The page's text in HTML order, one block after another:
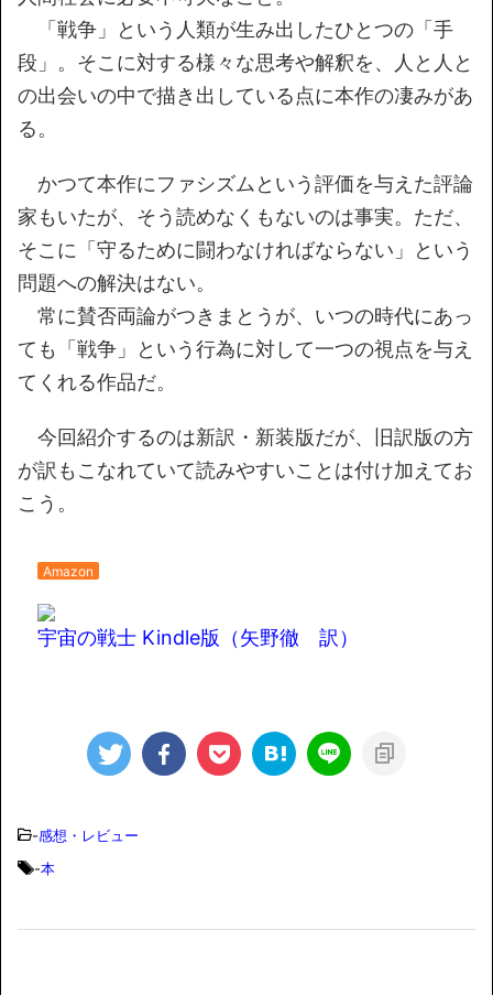
「戦争」という人類が生み出したひとつの「手
段」。そこに対する様々な思考や解釈を、人と人と
の出会いの中で描き出している点に本作の凄みがあ
る。
かつて本作にファシズムという評価を与えた評論
家もいたが、そう読めなくもないのは事実。ただ、
そこに「守るために闘わなければならない」という
問題への解決はない。
常に賛否両論がつきまとうが、いつの時代にあっ
ても「戦争」という行為に対して一つの視点を与え
てくれる作品だ。
今回紹介するのは新訳・新装版だが、旧訳版の方
が訳もこなれていて読みやすいことは付け加えてお
こう。
Amazon
宇宙の戦士 Kindle版（矢野徹 訳）
-感想・レビュー
-本